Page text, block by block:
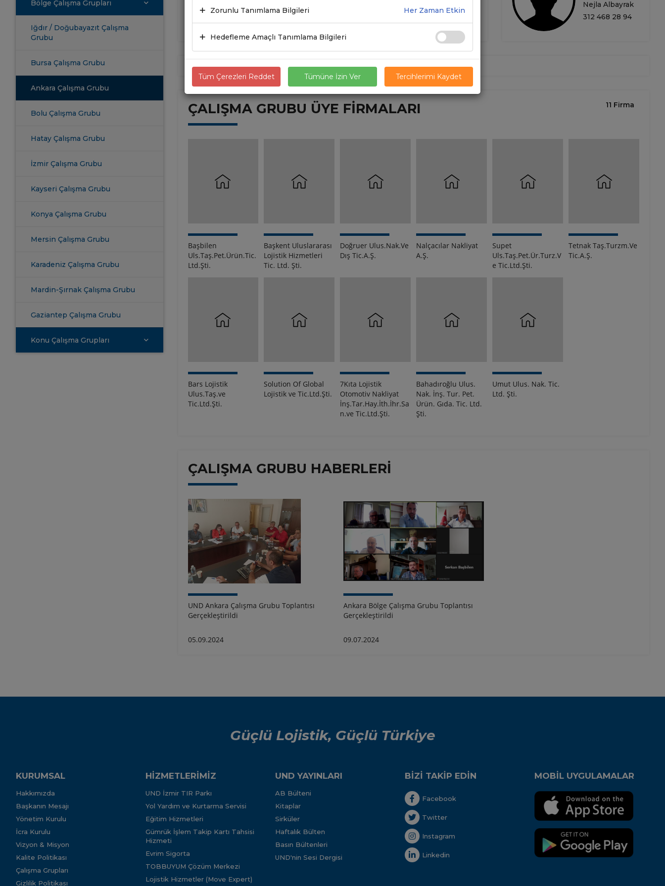
Bölge Çalışma Grupları
Iğdır / Doğubayazıt Çalışma
Grubu
Bursa Çalışma Grubu
Ankara Çalışma Grubu
Bolu Çalışma Grubu
Hatay Çalışma Grubu
İzmir Çalışma Grubu
Kayseri Çalışma Grubu
Konya Çalışma Grubu
Mersin Çalışma Grubu
Karadeniz Çalışma Grubu
Mardin-Şırnak Çalışma Grubu
Gaziantep Çalışma Grubu
Konu Çalışma Grupları
Feray Doğruer
Nejla Albayrak
312 468 28 94
ÇALIŞMA GRUBU ÜYE FİRMALARI 11 Firma
Başbilen
Uls.Taş.Pet.Ürün.Tic.
Ltd.Şti.
Başkent Uluslararası
Lojistik Hizmetleri
Tic. Ltd. Şti.
Doğruer Ulus.Nak.Ve
Dış Tic.A.Ş.
Nalçacılar Nakliyat
A.Ş.
Supet
Uls.Taş.Pet.Ür.Turz.V
e Tic.Ltd.Şti.
Tetnak Taş.Turzm.Ve
Tic.A.Ş.
Bars Lojistik
Ulus.Taş.ve
Tic.Ltd.Şti.
Solution Of Global
Lojistik ve Tic.Ltd.Şti.
7Kıta Lojistik
Otomotiv Nakliyat
İnş.Tar.Hay.İth.İhr.Sa
n.ve Tic.Ltd.Şti.
Bahadıroğlu Ulus.
Nak. İnş. Tur. Pet.
Ürün. Gıda. Tic. Ltd.
Şti.
Umut Ulus. Nak. Tic.
Ltd. Şti.
ÇALIŞMA GRUBU HABERLERİ
UND Ankara Çalışma Grubu Toplantısı
Gerçekleştirildi
05.09.2024
Ankara Bölge Çalışma Grubu Toplantısı
Gerçekleştirildi
09.07.2024
Güçlü Lojistik, Güçlü Türkiye
KURUMSAL
Hakkımızda
Başkanın Mesajı
Yönetim Kurulu
İcra Kurulu
Vizyon & Misyon
Kalite Politikası
Çalışma Grupları
Gizlilik Politikası
HİZMETLERİMİZ
UND İzmir TIR Parkı
Yol Yardım ve Kurtarma Servisi
Eğitim Hizmetleri
Gümrük İşlem Takip Kartı Tahsisi
Hizmeti
Evrim Sigorta
TOBBUYUM Çözüm Merkezi
Lojistik Hizmetler (Move Expert)
UND YAYINLARI
AB Bülteni
Kitaplar
Sirküler
Haftalık Bülten
Basın Bültenleri
UND'nin Sesi Dergisi
BİZİ TAKİP EDİN
Facebook
Twitter
Instagram
Linkedin
MOBİL UYGULAMALAR
Zorunlu Tanımlama Bilgileri Her Zaman Etkin
Hedefleme Amaçlı Tanımlama Bilgileri
Tüm Çerezleri Reddet Tümüne İzin Ver Tercihlerimi Kaydet